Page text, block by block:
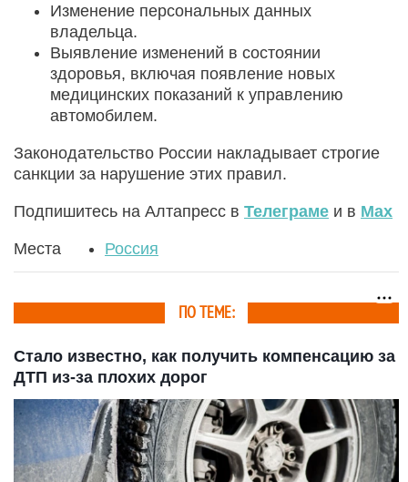
Изменение персональных данных
владельца.
Выявление изменений в состоянии
здоровья, включая появление новых
медицинских показаний к управлению
автомобилем.
Законодательство России накладывает строгие
санкции за нарушение этих правил.
Подпишитесь на Алтапресс в Телеграме и в Max
Места Россия
ПО ТЕМЕ:
Стало известно, как получить компенсацию за
ДТП из-за плохих дорог